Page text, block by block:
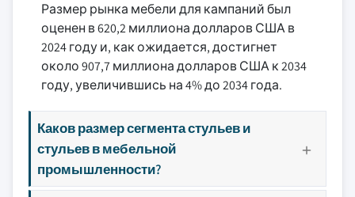
Размер рынка мебели для кампаний был
оценен в 620,2 миллиона долларов США в
2024 году и, как ожидается, достигнет
около 907,7 миллиона долларов США к 2034
году, увеличившись на 4% до 2034 года.
Каков размер сегмента стульев и
стульев в мебельной
промышленности?